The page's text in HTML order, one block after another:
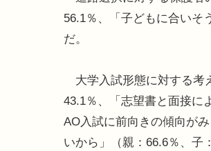
56.1％、「子どもに合いそ
だ。
大学入試形態に対する考
43.1％、「志望書と面接に
AO入試に前向きの傾向が
いから」（親：66.6％、子